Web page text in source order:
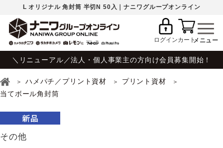
L オリジナル 角封筒 半切N 50入｜ナニワグループオンライン
ログインカート
＼リニューアル／法人・個人事業主の方向け会員募集開始！
ハメパチ／プリント資材
プリント資材
当てボール角封筒
その他